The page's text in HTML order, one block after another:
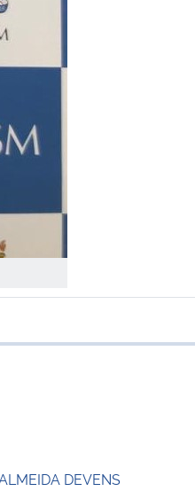
transferência
DEVENS